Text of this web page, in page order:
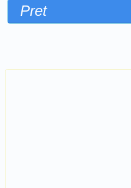
Pret